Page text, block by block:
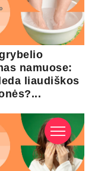
namuose:
liaudiškos